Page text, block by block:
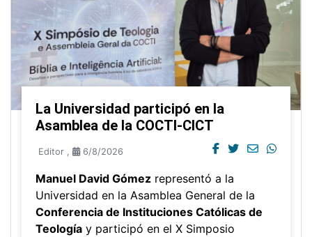
La Universidad participó en la
Asamblea de la COCTI-CICT
Editor , 6/8/2026
Manuel David Gómez representó a la
Universidad en la Asamblea General de la
Conferencia de Instituciones Católicas de
Teología y participó en el X Simposio